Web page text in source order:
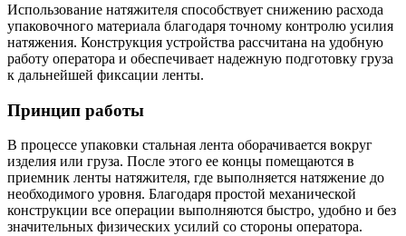
Использование натяжителя способствует снижению расхода
упаковочного материала благодаря точному контролю усилия
натяжения. Конструкция устройства рассчитана на удобную
работу оператора и обеспечивает надежную подготовку груза
к дальнейшей фиксации ленты.
Принцип работы
В процессе упаковки стальная лента оборачивается вокруг
изделия или груза. После этого ее концы помещаются в
приемник ленты натяжителя, где выполняется натяжение до
необходимого уровня. Благодаря простой механической
конструкции все операции выполняются быстро, удобно и без
значительных физических усилий со стороны оператора.